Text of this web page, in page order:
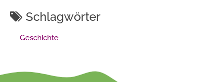
Schlagwörter
Geschichte